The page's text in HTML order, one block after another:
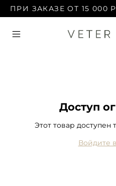
ПРИ ЗАКАЗЕ ОТ 15
Доступ
Этот товар доступен
Войдите